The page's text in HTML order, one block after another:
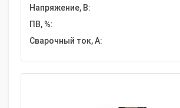
Напряжение, В:
ПВ, %:
Сварочный ток, А: